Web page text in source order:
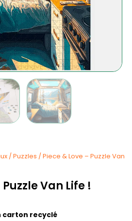
/Puzzles / Piece & Love – Puzzle Van
Van Life !
carton recyclé